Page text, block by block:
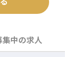
集中の求人